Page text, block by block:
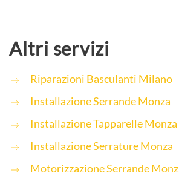
Altri servizi
Riparazioni Basculanti Milano
Installazione Serrande Monza
Installazione Tapparelle Monza
Installazione Serrature Monza
Motorizzazione Serrande